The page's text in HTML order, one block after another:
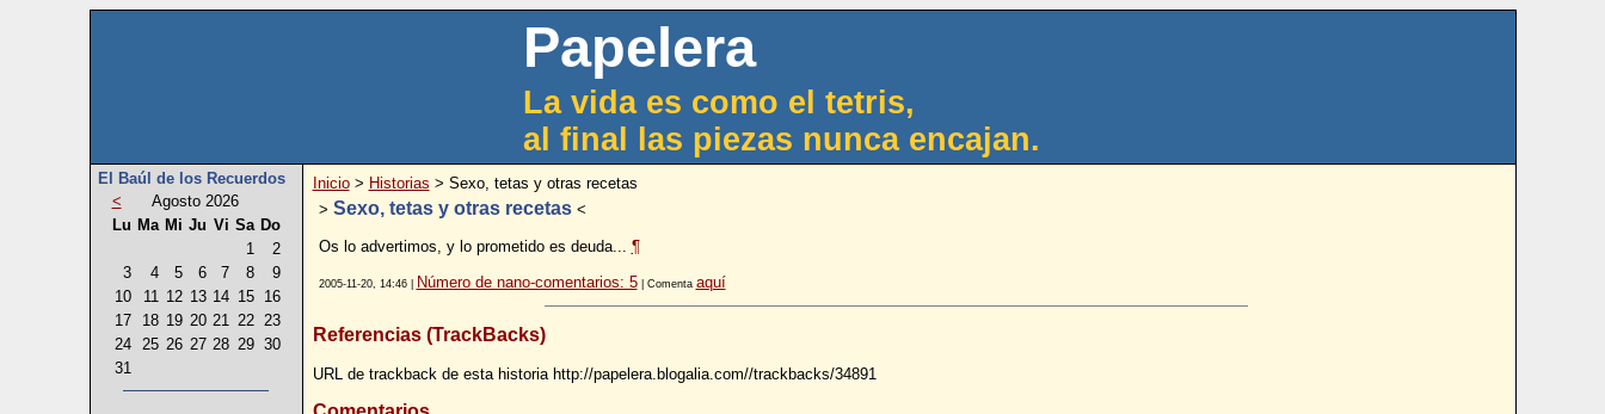
Papelera
La vida es como el tetris,
al final las piezas nunca encajan.
El Baúl de los Recuerdos
<
Agosto 2026
Lu Ma Mi Ju Vi Sa Do
1
2
3
4 5 6 7 8
9
10
11 12 13 14 15
16
17
18 19 20 21 22 23
24
25 26 27 28 29 30
31
Inicio> Historias > Sexo, tetas y otras recetas
> Sexo, tetas y otras recetas<
Os lo advertimos, y lo prometido es deuda... ¶
2005-11-20, 14:46 | Número de nano-comentarios: 5| Comenta aquí
Referencias (TrackBacks)
URL de trackback de esta historia http://papelera.blogalia.com//trackbacks/34891